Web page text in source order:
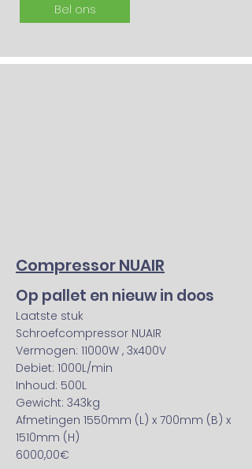
Bel ons
Compressor NUAIR
Op pallet en nieuw in doos
Laatste stuk
Schroefcompressor NUAIR
Vermogen: 11000W , 3x400V
Debiet: 1000L/min
Inhoud: 500L
Gewicht: 343kg
Afmetingen 1550mm (L) x 700mm (B) x
1510mm (H)
6000,00€